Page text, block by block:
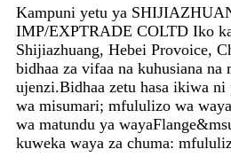
Kampuni yetu ya
IMP/EXPTRADE COLTD Iko
Shijiazhuang, Hebei Provoice,
bidhaa za vifaa na kuhusiana na
ujenzi.Bidhaa zetu hasa ikiwa
wa misumari; mfululizo wa
wa matundu ya
kuweka waya za chuma: